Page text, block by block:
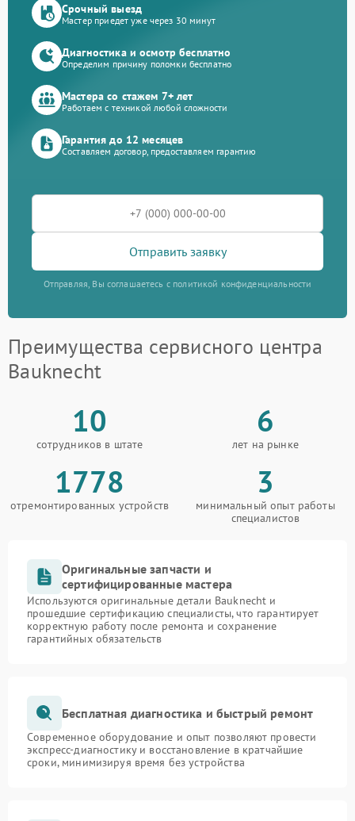
Срочный выезд
Мастер приедет уже через 30 минут
Диагностика и осмотр бесплатно
Определим причину поломки бесплатно
Мастера со стажем 7+ лет
Работаем с техникой любой сложности
Гарантия до 12 месяцев
Составляем договор, предоставляем гарантию
Отправить заявку
Отправляя, Вы соглашаетесь с политикой конфиденциальности
Преимущества сервисного центра
Bauknecht
10
сотрудников в штате
6
лет на рынке
1778
отремонтированных устройств
3
минимальный опыт работы
специалистов
Оригинальные запчасти и
сертифицированные мастера
Используются оригинальные детали Bauknecht и
прошедшие сертификацию специалисты, что гарантирует
корректную работу после ремонта и сохранение
гарантийных обязательств
Бесплатная диагностика и быстрый ремонт
Современное оборудование и опыт позволяют провести
экспресс-диагностику и восстановление в кратчайшие
сроки, минимизируя время без устройства